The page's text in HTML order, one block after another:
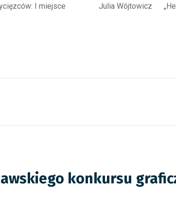
zwycięzców: I miejsce Julia
konkursu